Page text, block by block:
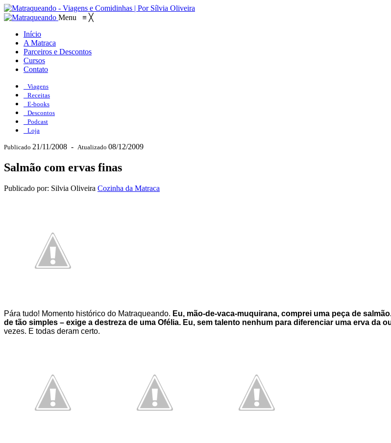
Menu ≡ ╳
Início
A Matraca
Parceiros e Descontos
Cursos
Contato
Viagens
Receitas
E-books
Descontos
Podcast
Loja
Publicado 21/11/2008 - Atualizado 08/12/2009
Salmão com ervas finas
Publicado por: Silvia Oliveira Cozinha da Matraca
Pára tudo! Momento histórico do Matraqueando. Eu, mão-de-vaca-muquirana, comprei uma peça de
de tão simples – exige a destreza de uma Ofélia. Eu, sem talento nenhum para diferenciar uma erva da
vezes. E todas deram certo.